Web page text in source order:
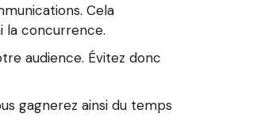
Cela
la concurrence.
audience. Évitez donc
gagnerez ainsi du temps